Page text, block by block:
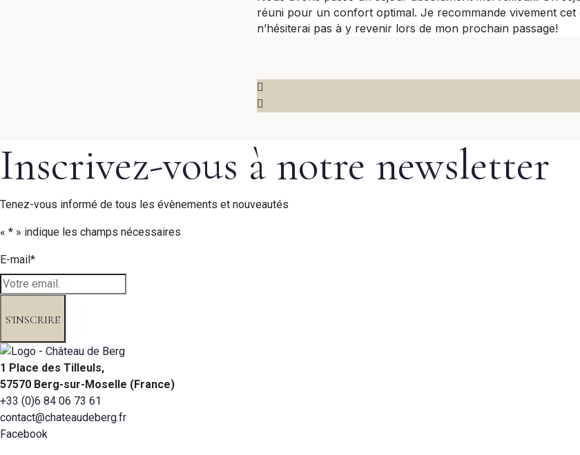
réuni pour un confort optimal. Je recommande vivement cet
n’hésiterai pas à y revenir lors de mon prochain passage!
Inscrivez-vous à notre newsletter
Tenez-vous informé de tous les évènements et nouveautés
« * » indique les champs nécessaires
E-mail*
1 Place des Tilleuls,
57570 Berg-sur-Moselle (France)
+33 (0)6 84 06 73 61
contact@chateaudeberg.fr
Facebook